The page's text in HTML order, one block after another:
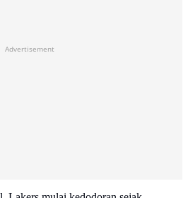
Advertisement